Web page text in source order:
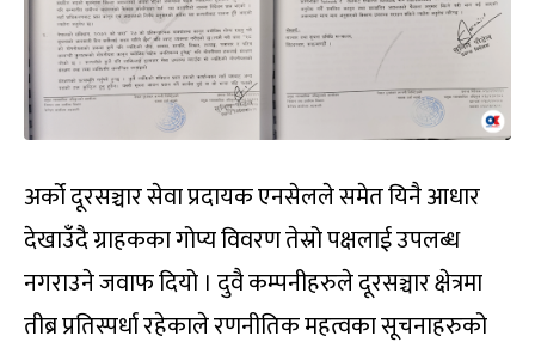
अर्को दूरसञ्चार सेवा प्रदायक एनसेलले समेत यिनै आधार
देखाउँदै ग्राहकका गोप्य विवरण तेस्रो पक्षलाई उपलब्ध
नगराउने जवाफ दियो । दुवै कम्पनीहरुले दूरसञ्चार क्षेत्रमा
तीब्र प्रतिस्पर्धा रहेकाले रणनीतिक महत्वका सूचनाहरुको